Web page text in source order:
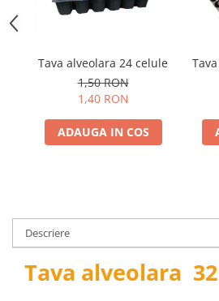
Aparat pentru legat plante cu
banda si capse
Burghie pneumatice
Chei de impact pneumatice
Polizoare unghiulare pneumatice
Ciocane pneumatice cu dalta
Capsator pneumatic
Freze pneumatice
Tava alveolara 24 celule
1,50 RON
1,40 RON
ADAUGA IN COS
Descriere
Tava alveolara